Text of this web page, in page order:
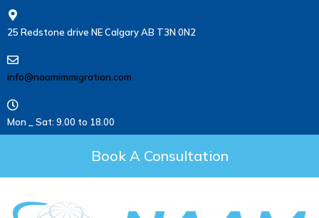
25 Redstone drive NE Calgary AB T3N 0N2
info@naamimmigration.com
Mon _ Sat: 9.00 to 18.00
Book A Consultation